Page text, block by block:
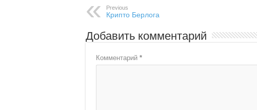
Previous
Крипто Берлога
Добавить комментарий
Комментарий *